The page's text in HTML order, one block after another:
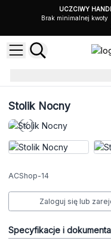
UCZCIWY
Brak minimalnej kwoty
Stolik Nocny
ACShop-14
Zaloguj się lub
Specyfikacje i